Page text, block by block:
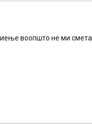
воопшто не ми смета